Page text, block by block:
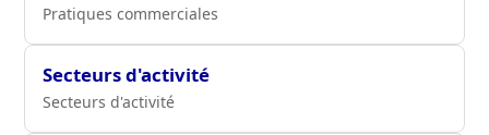
Pratiques commerciales
Secteurs d'activité
Secteurs d'activité